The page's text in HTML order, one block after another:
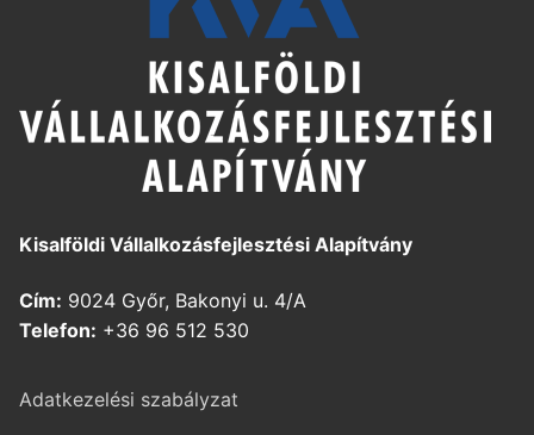
Kisalföldi Vállalkozásfejlesztési Alapítvány
Cím: 9024 Győr, Bakonyi u. 4/A
Telefon: +36 96 512 530
Adatkezelési szabályzat